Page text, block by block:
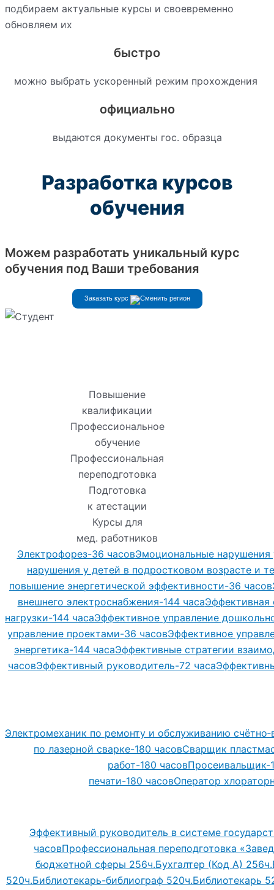
подбираем актуальные курсы и своевременно
обновляем их
быстро
можно выбрать ускоренный режим прохождения
официально
выдаются документы гос. образца
Разработка курсов
обучения
Можем разработать уникальный курс
обучения под Ваши требования
Заказать курс
Повышение
квалификации
Профессиональное
обучение
Профессиональная
переподготовка
Подготовка
к атестации
Курсы для
мед. работников
Электрофорез-36 часовЭмоциональные нарушения
нарушения у детей в подростковом возрасте и
повышение энергетической эффективности-36 часов
внешнего электроснабжения-144 часаЭффективная
нагрузки-144 часаЭффективное управление
управление проектами-36 часовЭффективное
энергетика-144 часаЭффективные стратегии
часовЭффективный руководитель-72 часа
Электромеханик по ремонту и обслуживанию
по лазерной сварке-180 часовСварщик
работ-180 часовПросеивальщик-
печати-180 часовОператор
Эффективный руководитель в системе
часовПрофессиональная переподготовка
бюджетной сферы 256ч.Бухгалтер (Код А) 256ч.
520ч.Библиотекарь-библиограф 520ч.Библиотекарь